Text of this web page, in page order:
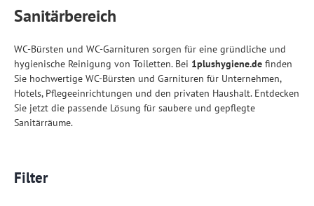
Sanitärbereich
WC-Bürsten und WC-Garnituren sorgen für eine gründliche und
hygienische Reinigung von Toiletten. Bei 1plushygiene.de finden
Sie hochwertige WC-Bürsten und Garnituren für Unternehmen,
Hotels, Pflegeeinrichtungen und den privaten Haushalt. Entdecken
Sie jetzt die passende Lösung für saubere und gepflegte
Sanitärräume.
Filter